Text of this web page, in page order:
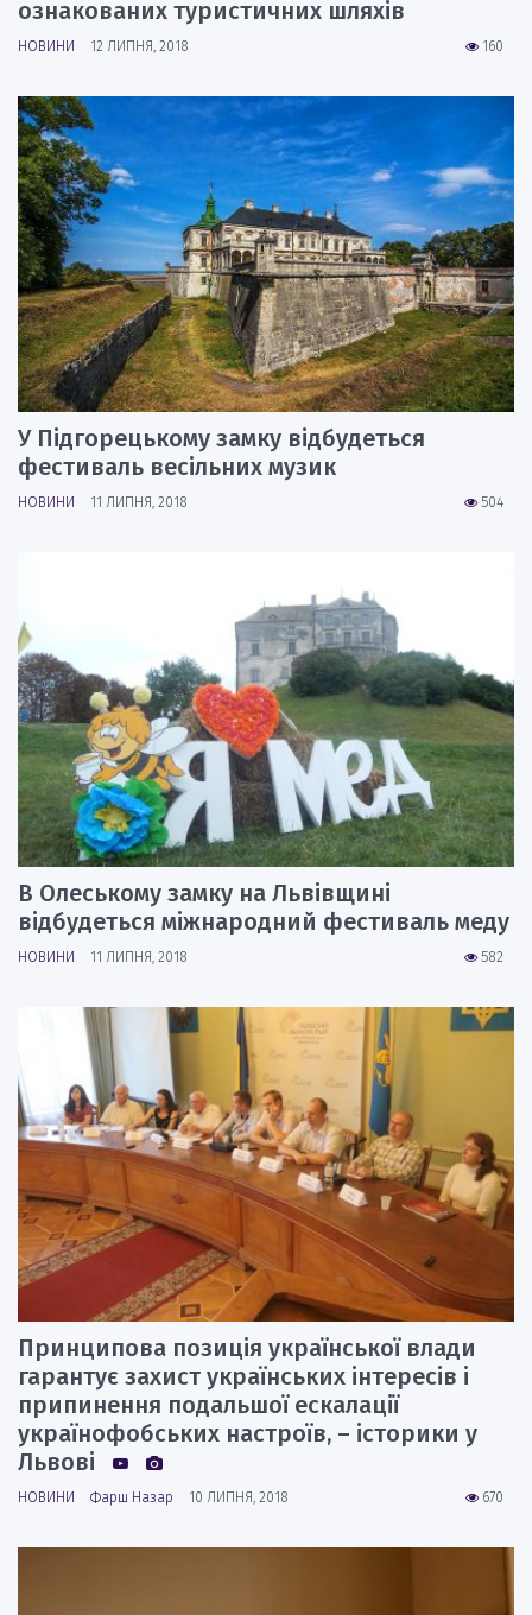
ознакованих туристичних шляхів
160
НОВИНИ 12 ЛИПНЯ, 2018
У Підгорецькому замку відбудеться
фестиваль весільних музик
504
НОВИНИ 11 ЛИПНЯ, 2018
В Олеському замку на Львівщині
відбудеться міжнародний фестиваль меду
582
НОВИНИ 11 ЛИПНЯ, 2018
Принципова позиція української влади
гарантує захист українських інтересів і
припинення подальшої ескалації
українофобських настроїв, – історики у
Львові
670
НОВИНИ Фарш Назар 10 ЛИПНЯ, 2018